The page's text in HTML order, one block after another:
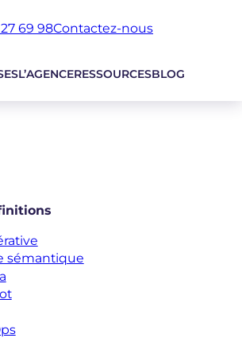
69 98Contactez-nous
L’AGENCERESSOURCESBLOG
sémantique